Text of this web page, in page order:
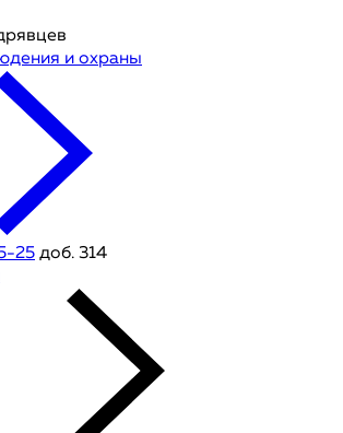
и охраны
25 доб. 314